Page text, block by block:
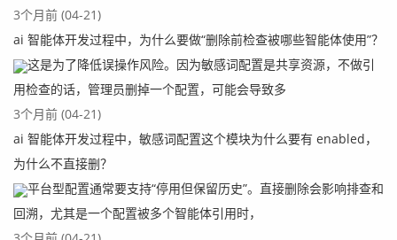
3个月前 (04-21)
ai 智能体开发过程中，为什么要做“删除前检查被哪些智能体使用”？
这是为了降低误操作风险。因为敏感词配置是共享资源，不做引
用检查的话，管理员删掉一个配置，可能会导致多
3个月前 (04-21)
ai 智能体开发过程中，敏感词配置这个模块为什么要有 enabled，
为什么不直接删？
平台型配置通常要支持“停用但保留历史”。直接删除会影响排查和
回溯，尤其是一个配置被多个智能体引用时，